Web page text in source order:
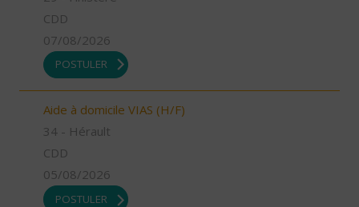
CDD
07/08/2026
POSTULER
Aide à domicile VIAS (H/F)
34 - Hérault
CDD
05/08/2026
POSTULER